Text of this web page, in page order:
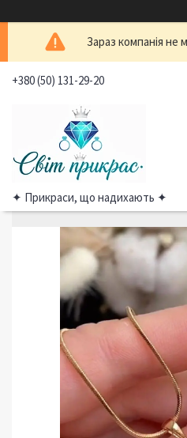
Зараз компанія не
+380 (50) 131-29-20
✦ Прикраси, що надихають ✦